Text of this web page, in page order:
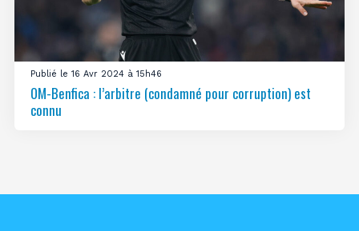
Publié le 16 Avr 2024 à 15h46
OM-Benfica : l’arbitre (condamné pour corruption) est
connu